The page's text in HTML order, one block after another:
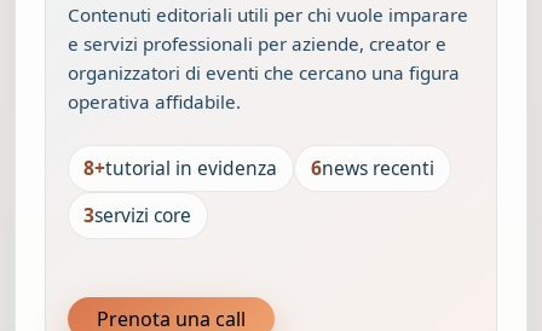
Contenuti editoriali utili per chi vuole imparare
e servizi professionali per aziende, creator e
organizzatori di eventi che cercano una figura
operativa affidabile.
8+tutorial in evidenza 6news recenti
3servizi core
Prenota una call